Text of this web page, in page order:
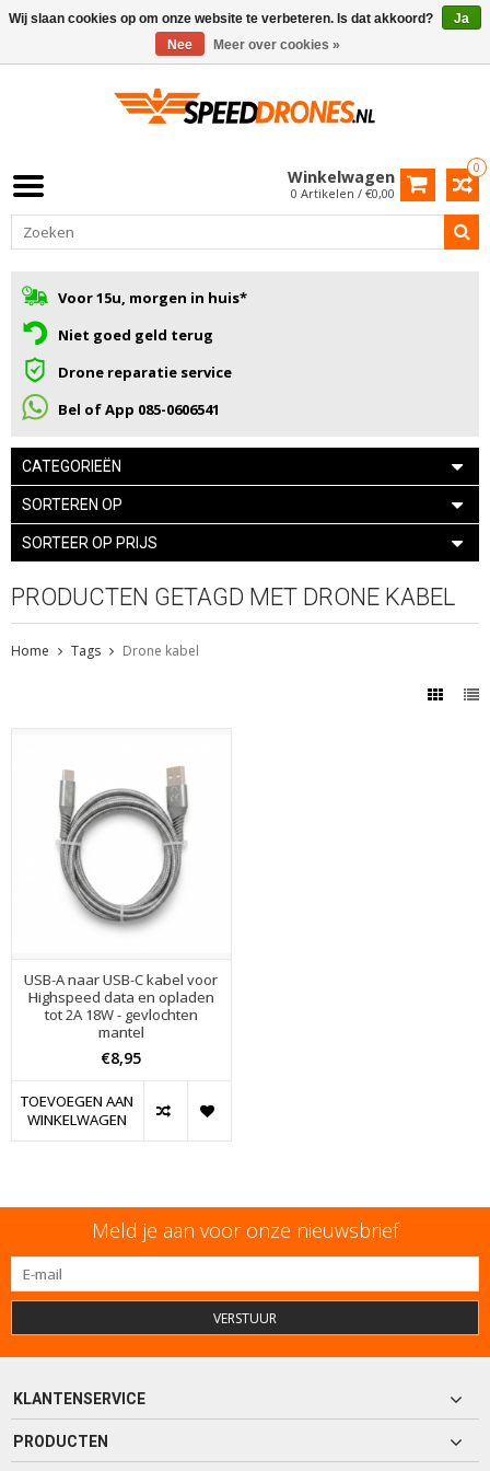
0
Winkelwagen
0 Artikelen / €0,00
Voor 15u, morgen in huis*
Niet goed geld terug
Drone reparatie service
Bel of App 085-0606541
CATEGORIEËN
SORTEREN OP
SORTEER OP PRIJS
PRODUCTEN GETAGD MET DRONE KABEL
Home Tags Drone kabel
USB-A naar USB-C kabel voor
Highspeed data en opladen
tot 2A 18W - gevlochten
mantel
€8,95
TOEVOEGEN AAN
WINKELWAGEN
Meld je aan voor onze nieuwsbrief
VERSTUUR
KLANTENSERVICE
PRODUCTEN
Wij slaan cookies op om onze website te verbeteren. Is dat akkoord?
Ja
Nee
Meer over cookies »